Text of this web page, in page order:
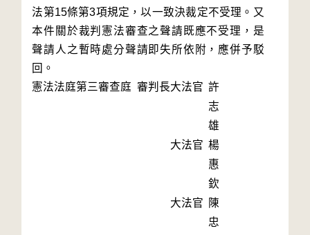
法第15條第3項規定，以一致決裁定不受理。又
本件關於裁判憲法審查之聲請既應不受理，是
聲請人之暫時處分聲請即失所依附，應併予駁
回。
憲法法庭第三審查庭 審判長大法官 許
志
雄
大法官 楊
惠
欽
大法官
陳
忠